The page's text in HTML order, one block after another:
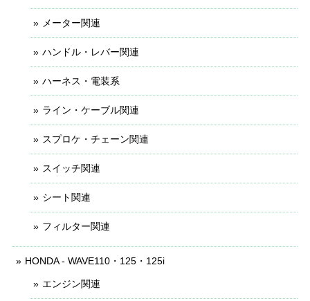
メーター関連
ハンドル・レバー関連
ハーネス・電装系
ライン・ケーブル関連
スプロケ・チェーン関連
スイッチ関連
シート関連
フィルター関連
HONDA - WAVE110・125・125i
エンジン関連